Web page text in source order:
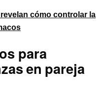
cómo controlar la
para
en pareja